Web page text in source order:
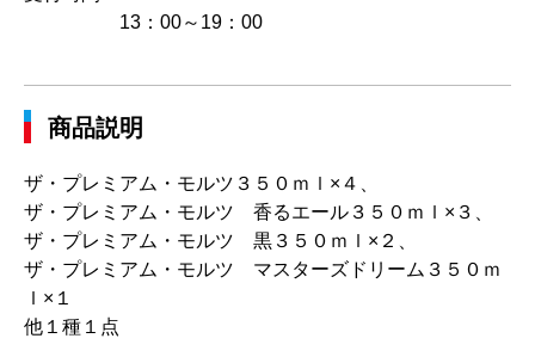
13：00～19：00
商品説明
ザ・プレミアム・モルツ３５０ｍｌ×４、
ザ・プレミアム・モルツ 香るエール３５０ｍｌ×３、
ザ・プレミアム・モルツ 黒３５０ｍｌ×２、
ザ・プレミアム・モルツ マスターズドリーム３５０ｍ
ｌ×１
他１種１点